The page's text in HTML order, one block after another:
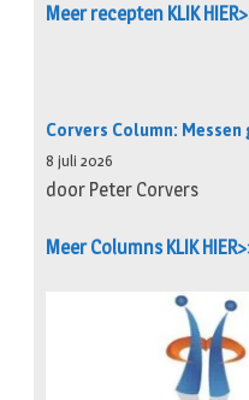
Meer recepten KLIK
Corvers Column: Messen
8 juli 2026
door Peter Corvers
Meer Columns KLIK